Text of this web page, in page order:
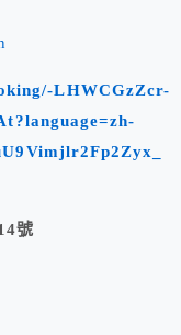
LHWCGzZcr-
號